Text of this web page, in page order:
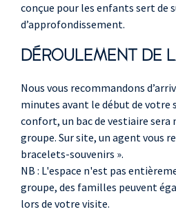
conçue pour les enfants sert de
d’approfondissement.
DÉROULEMENT DE
Nous vous recommandons
minutes avant le début de votre
confort, un bac de vestiaire sera
groupe. Sur site, un agent vous
bracelets-souvenirs ».
NB : L'espace n'est pas
groupe, des familles peuvent
lors de votre visite.